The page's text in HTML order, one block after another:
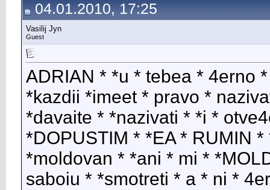
04.01.2010, 17:25
Vasilij Jyn
Guest
ADRIAN * *u * tebea * 4erno
*kazdii *imeet * pravo *
*davaite * *nazivati * *i *
*DOPUSTIM * *EA * RUMIN
*moldovan * *ani * mi *
saboiu * *smotreti * a * ni *